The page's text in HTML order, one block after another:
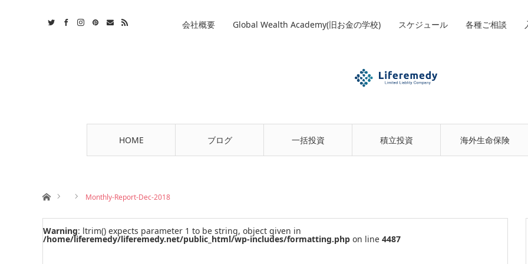
HOME ブログ 一括投資 積立投資 海外生命保険
会社概要 Global Wealth Academy(旧お金の学校) スケジュール 各種ご相談
ホーム Monthly-Report-Dec-2018
Warning: ltrim() expects parameter 1 to be string, object given in
/home/liferemedy/liferemedy.net/public_html/wp-includes/formatting.php on line 4487